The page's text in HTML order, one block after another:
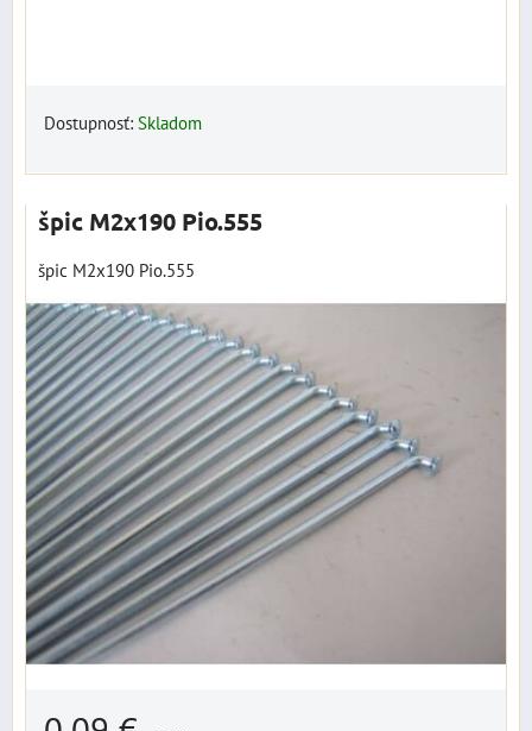
Dostupnosť: Skladom
špic M2x190 Pio.555
špic M2x190 Pio.555